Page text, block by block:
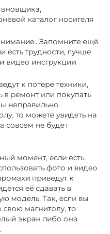
каталог носителя
Запомните ещё
есть трудности, лучше
видео инструкции
к потере техники,
в ремонт или покупать
неправильно
то можете увидеть на
совсем не будет
момент, если есть
фото и видео
приведут к
её сдавать в
модель. Так, если вы
магнитолу, то
экран либо она